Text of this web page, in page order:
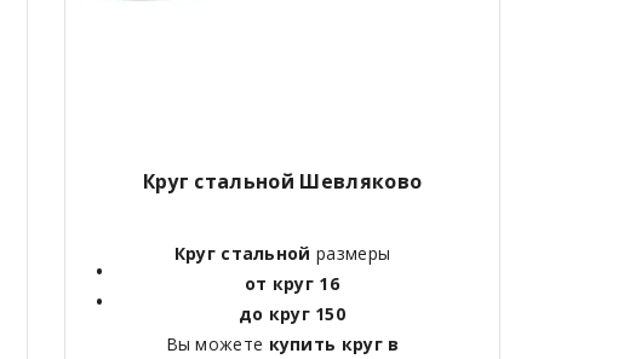
Круг стальной Шевляково
Круг стальной размеры
от круг 16
до круг 150
Вы можете купить круг в